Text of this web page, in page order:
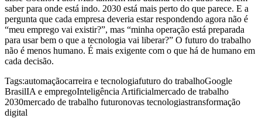
saber para onde está indo. 2030 está mais perto do que parece. E a
pergunta que cada empresa deveria estar respondendo agora não é
“meu emprego vai existir?”, mas “minha operação está preparada
para usar bem o que a tecnologia vai liberar?” O futuro do trabalho
não é menos humano. É mais exigente com o que há de humano em
cada decisão.
Tags:automaçãocarreira e tecnologiafuturo do trabalhoGoogle
BrasilIA e empregoInteligência Artificialmercado de trabalho
2030mercado de trabalho futuronovas tecnologiastransformação
digital